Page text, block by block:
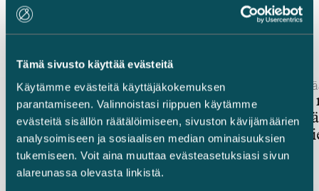
Tämä sivusto käyttää evästeitä
Käytämme evästeitä käyttäjäkokemuksen
parantamiseen. Valinnoistasi riippuen käytämme
evästeitä sisällön räätälöimiseen, sivuston kävijämäärien
analysoimiseen ja sosiaalisen median ominaisuuksien
tukemiseen. Voit aina muuttaa evästeasetuksiasi sivun
alareunassa olevasta linkistä.
Uusimmat uutiset
Julkaistu
12.6.2026 – Ympäristö, energia ja vihreä siirtymä
Jakeluvelvoitteen
joustomekanismi avaa uusia
mahdollisuuksia
ilmastotavoitteiden
edistämiseen
6.5.2026 –
Kestävän
2.0 –